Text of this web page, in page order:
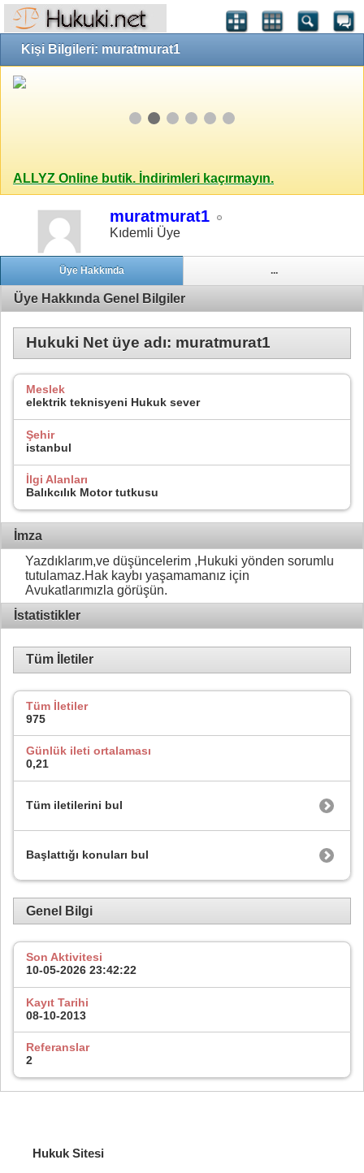
Kişi Bilgileri: muratmurat1
ALLYZ Online butik. İndirimleri kaçırmayın.
muratmurat1
Kıdemli Üye
Üye Hakkında ...
Üye Hakkında Genel Bilgiler
Hukuki Net üye adı: muratmurat1
Meslek
elektrik teknisyeni Hukuk sever
Şehir
istanbul
İlgi Alanları
Balıkcılık Motor tutkusu
İmza
Yazdıklarım,ve düşüncelerim ,Hukuki yönden sorumlu
tutulamaz.Hak kaybı yaşamamanız için
Avukatlarımızla görüşün.
İstatistikler
Tüm İletiler
Tüm İletiler
975
Günlük ileti ortalaması
0,21
Tüm iletilerini bul
Başlattığı konuları bul
Genel Bilgi
Son Aktivitesi
10-05-2026 23:42:22
Kayıt Tarihi
08-10-2013
Referanslar
2
Hukuk Sitesi